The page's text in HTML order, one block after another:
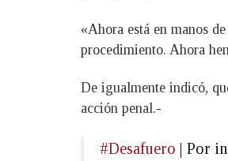
«Ahora está en manos
procedimiento. Ahora
De igualmente indicó,
acción penal.-
#Desafuero | Por